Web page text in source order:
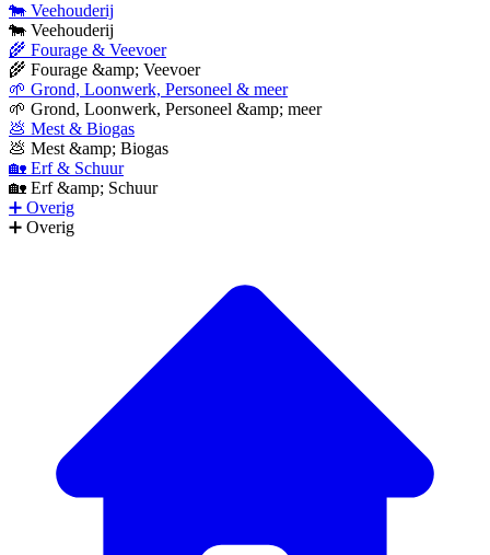
🐄 Veehouderij
🐄 Veehouderij
🌾 Fourage & Veevoer
🌾 Fourage &amp; Veevoer
🌱 Grond, Loonwerk, Personeel & meer
🌱 Grond, Loonwerk, Personeel &amp; meer
💩 Mest & Biogas
💩 Mest &amp; Biogas
🏡 Erf & Schuur
🏡 Erf &amp; Schuur
➕ Overig
➕ Overig